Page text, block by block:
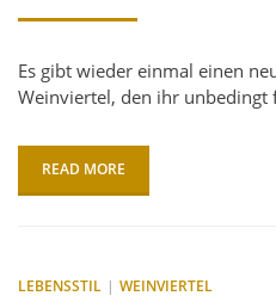
Es gibt wieder einmal einen
Weinviertel, den ihr
READ MORE
LEBENSSTIL WEINVIERTEL